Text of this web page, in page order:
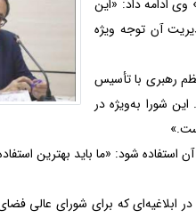
ادامه داد: «این
آن توجه ویژه
رهبری با تأسیس
شورا به‌ویژه در
شود: «ما باید بهترین
ابلاغیه‌ای که برای شورای عالی